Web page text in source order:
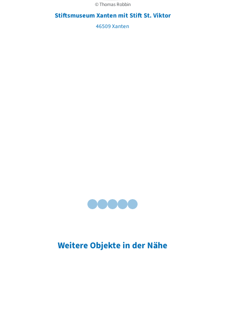
© Thomas Robbin
Stiftsmuseum Xanten mit Stift St. Viktor
46509 Xanten
Weitere Objekte in der Nähe